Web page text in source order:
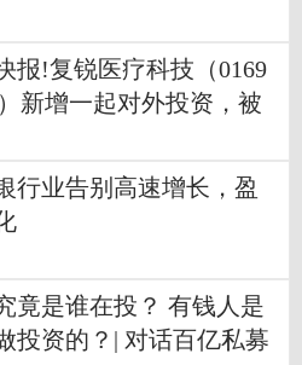
报!复锐医疗科技（0169
新增一起对外投资，被
限公司
行业告别高速增长，盈
竟是谁在投？ 有钱人是
投资的？| 对话百亿私募